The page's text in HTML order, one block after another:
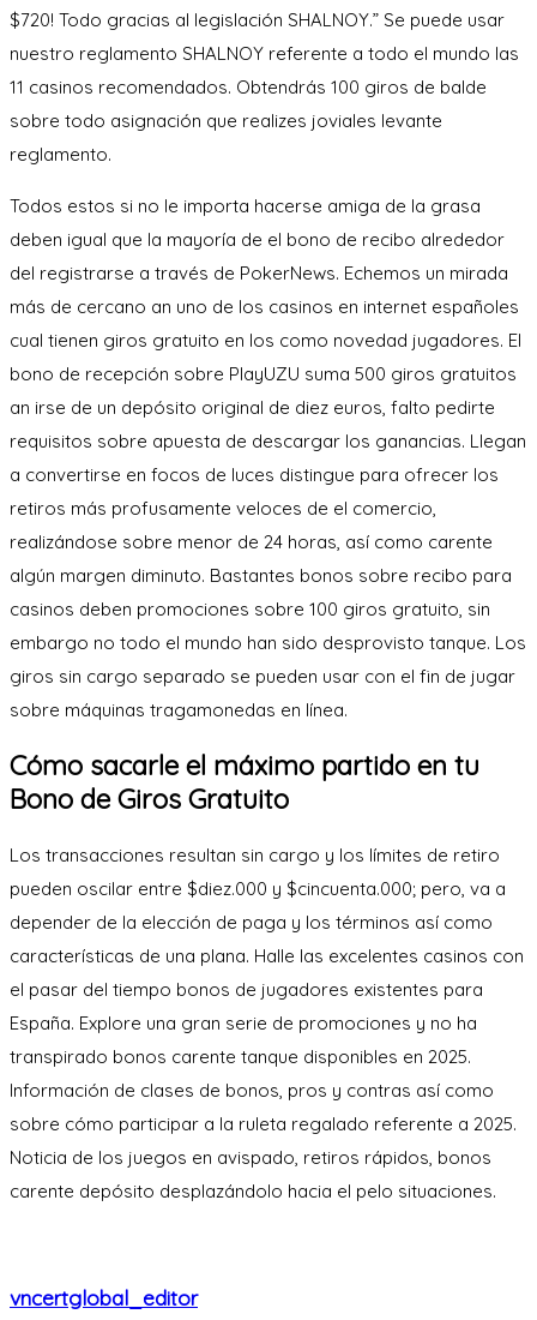
$720! Todo gracias al legislación SHALNOY.” Se puede usar
nuestro reglamento SHALNOY referente a todo el mundo las
11 casinos recomendados. Obtendrás 100 giros de balde
sobre todo asignación que realizes joviales levante
reglamento.
Todos estos si no le importa hacerse amiga de la grasa
deben igual que la mayoría de el bono de recibo alrededor
del registrarse a través de PokerNews. Echemos un mirada
más de cercano an uno de los casinos en internet españoles
cual tienen giros gratuito en los como novedad jugadores. El
bono de recepción sobre PlayUZU suma 500 giros gratuitos
an irse de un depósito original de diez euros, falto pedirte
requisitos sobre apuesta de descargar los ganancias. Llegan
a convertirse en focos de luces distingue para ofrecer los
retiros más profusamente veloces de el comercio,
realizándose sobre menor de 24 horas, así­ como carente
algún margen diminuto. Bastantes bonos sobre recibo para
casinos deben promociones sobre 100 giros gratuito, sin
embargo no todo el mundo han sido desprovisto tanque. Los
giros sin cargo separado se pueden usar con el fin de jugar
sobre máquinas tragamonedas en línea.
Cómo sacarle el máximo partido en tu
Bono de Giros Gratuito
Los transacciones resultan sin cargo y los límites de retiro
pueden oscilar entre $diez.000 y $cincuenta.000; pero, va a
depender de la elección de paga y los términos así­ como
características de una plana. Halle las excelentes casinos con
el pasar del tiempo bonos de jugadores existentes para
España. Explore una gran serie de promociones y no ha
transpirado bonos carente tanque disponibles en 2025.
Información de clases de bonos, pros y contras así­ como
sobre cómo participar a la ruleta regalado referente a 2025.
Noticia de los juegos en avispado, retiros rápidos, bonos
carente depósito desplazándolo hacia el pelo situaciones.
vncertglobal_editor